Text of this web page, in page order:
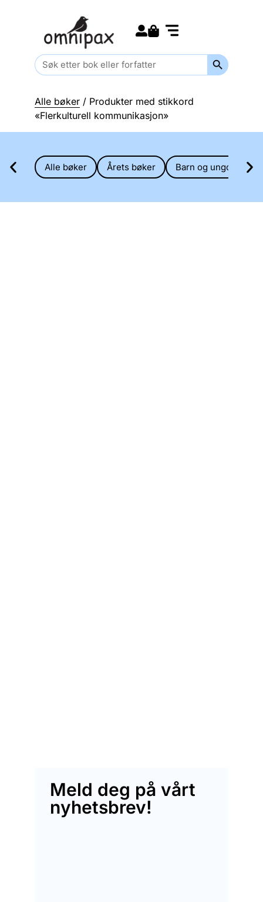
Search
for:
Search
Alle bøker / Produkter med stikkord
«Flerkulturell kommunikasjon»
Alle bøker Årets bøker Barn og ungdom
Meld deg på vårt
nyhetsbrev!